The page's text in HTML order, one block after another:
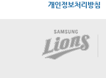
개인정보처리방침